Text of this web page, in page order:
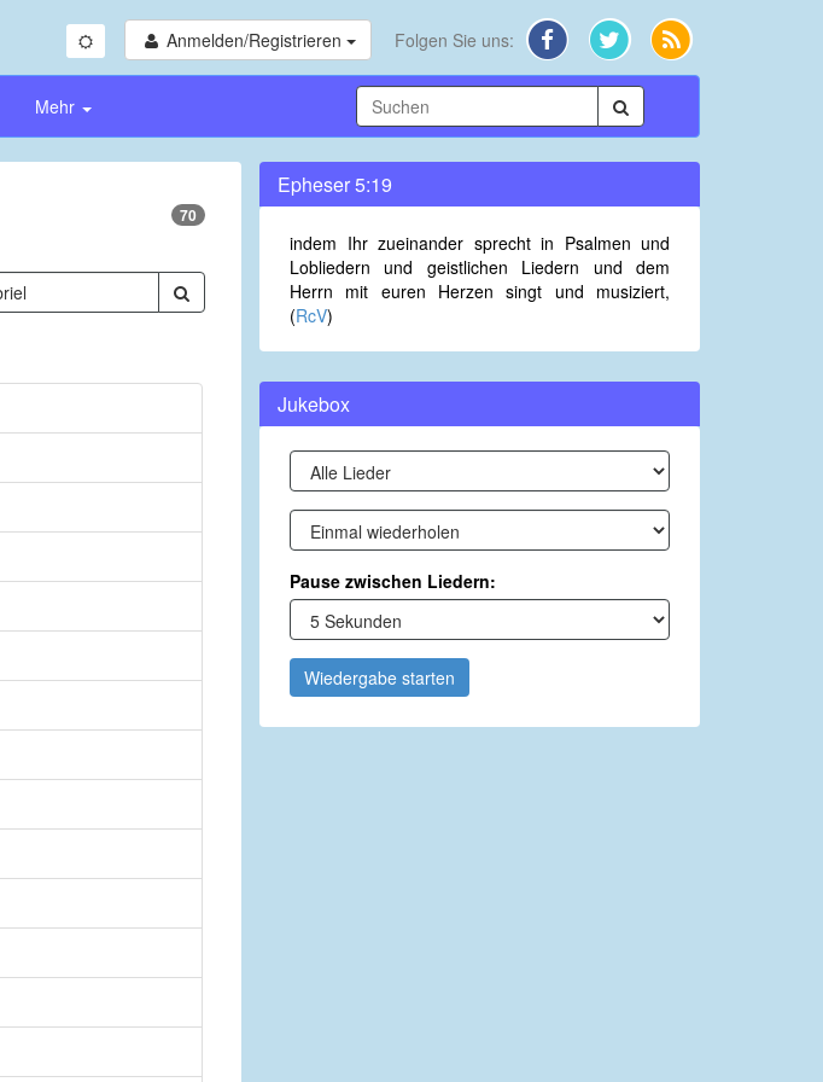
Anmelden/Registrieren Folgen Sie uns:
Mehr
70
Epheser 5:19
indem Ihr zueinander sprecht in Psalmen und
Lobliedern und geistlichen Liedern und dem
Herrn mit euren Herzen singt und musiziert,
(RcV)
Jukebox
Pause zwischen Liedern:
Wiedergabe starten